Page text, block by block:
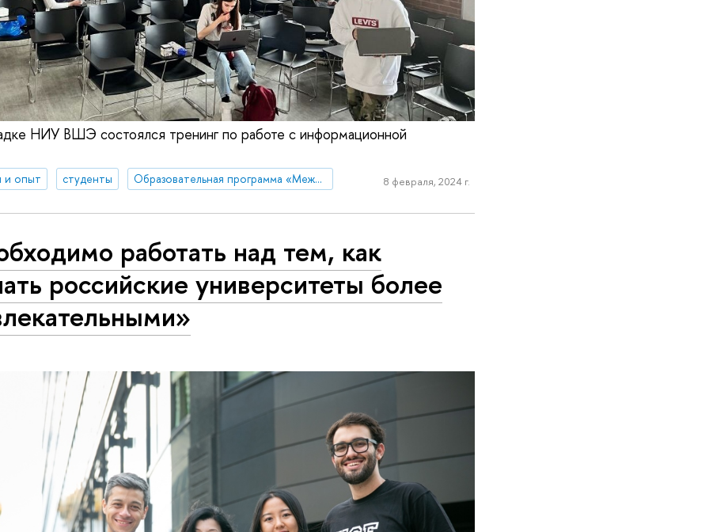
НИУ ВШЭ состоялся тренинг по работе с информационной
и опыт студенты Образовательная программа «Международные отношения» 8 февраля, 2024 г.
работать над тем, как
российские университеты более